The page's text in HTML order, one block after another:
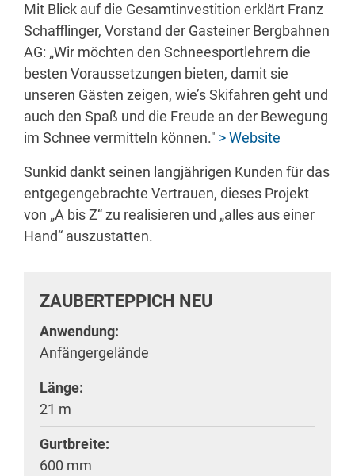
Mit Blick auf die Gesamtinvestition erklärt Franz
Schafflinger, Vorstand der Gasteiner Bergbahnen
AG: „Wir möchten den Schneesportlehrern die
besten Voraussetzungen bieten, damit sie
unseren Gästen zeigen, wie’s Skifahren geht und
auch den Spaß und die Freude an der Bewegung
im Schnee vermitteln können." > Website
Sunkid dankt seinen langjährigen Kunden für das
entgegengebrachte Vertrauen, dieses Projekt
von „A bis Z“ zu realisieren und „alles aus einer
Hand“ auszustatten.
ZAUBERTEPPICH NEU
Anwendung:
Anfängergelände
Länge:
21 m
Gurtbreite:
600 mm